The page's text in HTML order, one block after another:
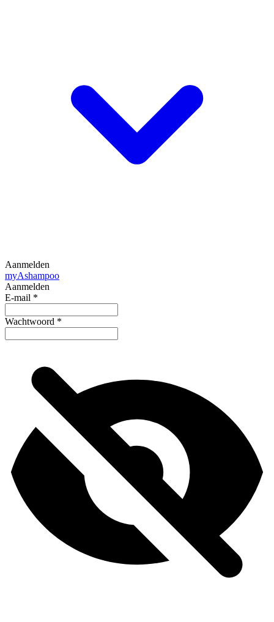
Aanmelden
myAshampoo
Aanmelden
E-mail *
Wachtwoord *